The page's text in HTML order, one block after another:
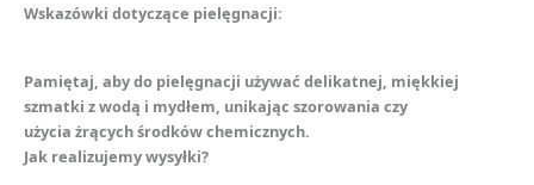
Wskazówki dotyczące pielęgnacji:
Pamiętaj, aby do pielęgnacji używać delikatnej, miękkiej
szmatki z wodą i mydłem, unikając szorowania czy
użycia żrących środków chemicznych.
Jak realizujemy wysyłki?